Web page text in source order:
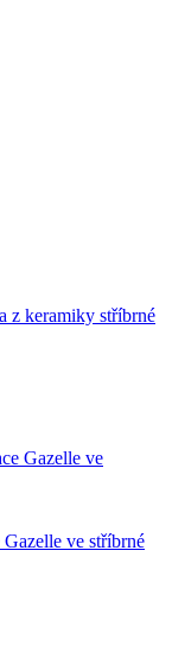
z keramiky stříbrné
ve stříbrné